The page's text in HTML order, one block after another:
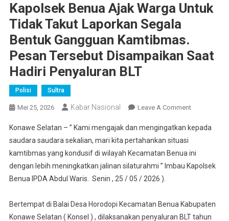
Kapolsek Benua Ajak Warga Untuk
Tidak Takut Laporkan Segala
Bentuk Gangguan Kamtibmas.
Pesan Tersebut Disampaikan Saat
Hadiri Penyaluran BLT
Polisi Sultra
Mei 25, 2026 Kabar Nasional Leave A CommentOn
Benua
Warga
Untuk
Laporkan
Segala
Konawe Selatan – ” Kami mengajak dan mengingatkan kepada
saudara saudara sekalian, mari kita pertahankan situasi
kamtibmas yang kondusif di wilayah Kecamatan Benua ini
dengan lebih meningkatkan jalinan silaturahmi ” Imbau Kapolsek
Benua IPDA Abdul Waris. Senin , 25 / 05 / 2026 ).
Bertempat di Balai Desa Horodopi Kecamatan Benua Kabupaten
Konawe Selatan ( Konsel ) , dilaksanakan penyaluran BLT tahun